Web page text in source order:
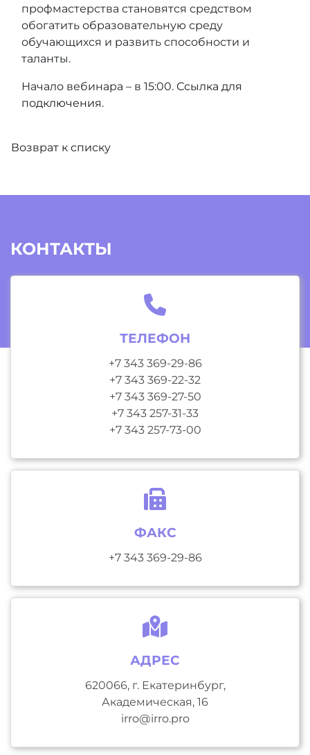
профмастерства становятся средством
обогатить образовательную среду
обучающихся и развить способности и
таланты.
Начало вебинара – в 15:00. Ссылка для
подключения.
Возврат к списку
КОНТАКТЫ
ТЕЛЕФОН
+7 343 369-29-86
+7 343 369-22-32
+7 343 369-27-50
+7 343 257-31-33
+7 343 257-73-00
ФАКС
+7 343 369-29-86
АДРЕС
620066, г. Екатеринбург,
Академическая, 16
irro@irro.pro